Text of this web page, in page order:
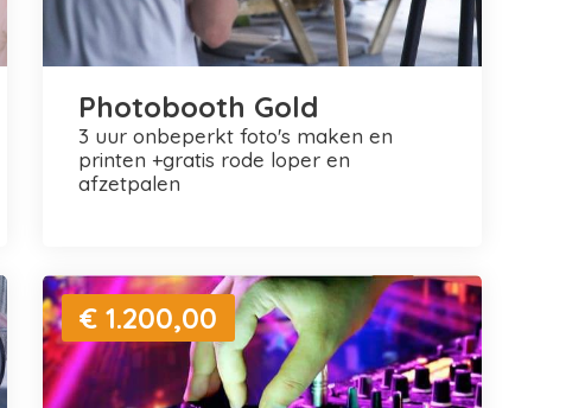
Photobooth Gold
3 uur onbeperkt foto's maken en
printen +gratis rode loper en
afzetpalen
€ 1.200,00